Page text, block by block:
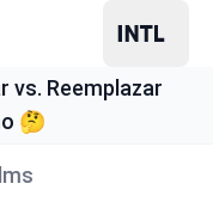
vs. Reemplazar
🤔